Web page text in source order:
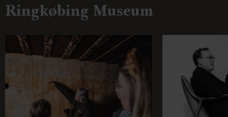
Ringkøbing Museum